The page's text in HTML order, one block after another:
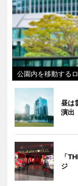
公園内を移動する
昼は
演出
「
ジ